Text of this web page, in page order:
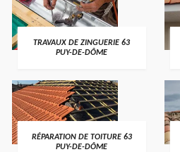
TRAVAUX DE ZINGUERIE 63
PUY-DE-DÔME
RÉPARATION DE TOITURE 63
PUY-DE-DÔME